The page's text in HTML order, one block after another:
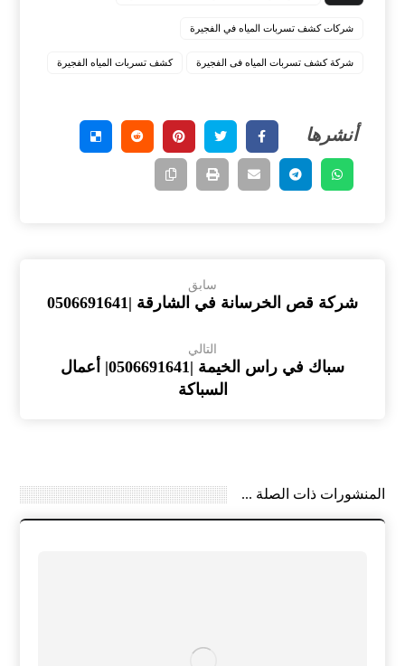
شركات كشف تسربات المياه في الفجيرة
شركة كشف تسربات المياه فى الفجيرة كشف تسربات المياه الفجيرة
سابق
شركة قص الخرسانة في الشارقة |0506691641
التالي
سباك في راس الخيمة |0506691641| أعمال
السباكة
المنشورات ذات الصلة ...